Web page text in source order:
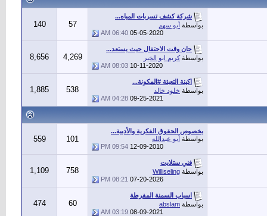
شركة كشف تسربات المياه...
بواسطة أبو سهم
05-05-2020
06:40 AM
57
140
حان وقت الاحتفال حيث يستعد...
بواسطةكريم ابو الخير
10-11-2020
08:03 AM
4,269
8,656
اكينة التعبئة #المكونة...
بواسطة خلود خالد
09-25-2021
04:28 AM
538
1,885
بخصوص الحقوق الفكرية والأدبية...
بواسطة أبو عبدالله
12-09-2010
09:54 PM
101
559
فني ستلايت
بواسطة Williseling
07-20-2026
08:21 PM
758
1,109
اسباب السمنة المفرطة
بواسطة abslam
08-09-2021
03:19 AM
60
474